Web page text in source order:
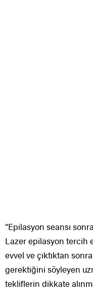
“Epilasyon seansı
Lazer epilasyon tercih
evvel ve çıktıktan
gerektiğini söyleyen
tekliflerin dikkate